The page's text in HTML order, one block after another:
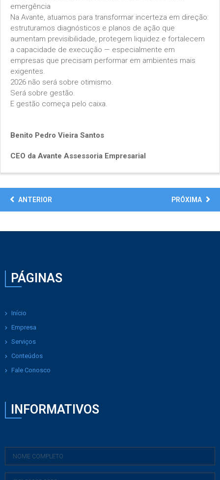
emergência
Na Avante, atuamos para transformar incerteza em direção:
estruturamos diagnósticos e planos de ação que
aumentam previsibilidade, protegem liquidez e fortalecem
a capacidade de execução — especialmente em
empresas que precisam performar em ambientes mais
exigentes.
2026 não será sobre otimismo.
Será sobre gestão.
E gestão começa pelo caixa.
Benito Pedro Vieira Santos
CEO da Avante Assessoria Empresarial
ANTERIOR PRÓXIMA
PÁGINAS
Início
Empresa
Serviços
Conteúdos
Fale Conosco
INFORMATIVOS